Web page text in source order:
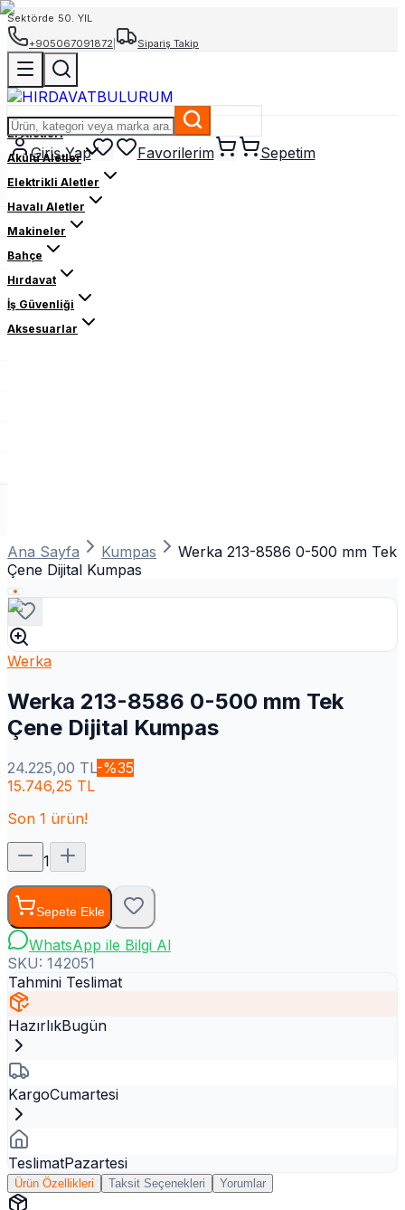
Sektörde 50. YIL
+905067091872
Sipariş Takip
Giriş Yap Favorilerim Sepetim
El Aletleri
Akülü Aletler
Elektrikli Aletler
Havalı Aletler
Makineler
Bahçe
Hırdavat
İş Güvenliği
Aksesuarlar
Ana Sayfa Kumpas
Werka 213-8586 0-500 mm Tek
Çene Dijital Kumpas
Werka
Werka 213-8586 0-500 mm Tek
Çene Dijital Kumpas
24.225,00 TL-%35
15.746,25 TL
Son 1 ürün!
1
Sepete Ekle
WhatsApp ile Bilgi Al
SKU: 142051
Tahmini Teslimat
HazırlıkBugün
KargoCumartesi
TeslimatPazartesi
Ürün Özellikleri Taksit Seçenekleri Yorumlar